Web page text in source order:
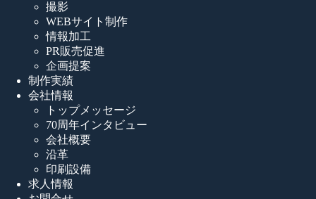
撮影
WEBサイト制作
情報加工
PR販売促進
企画提案
制作実績
会社情報
トップメッセージ
70周年インタビュー
会社概要
沿革
印刷設備
求人情報